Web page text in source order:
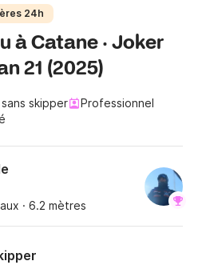
24h
à Catane · Joker
21 (2025)
skipper
Professionnel
· 6.2 mètres